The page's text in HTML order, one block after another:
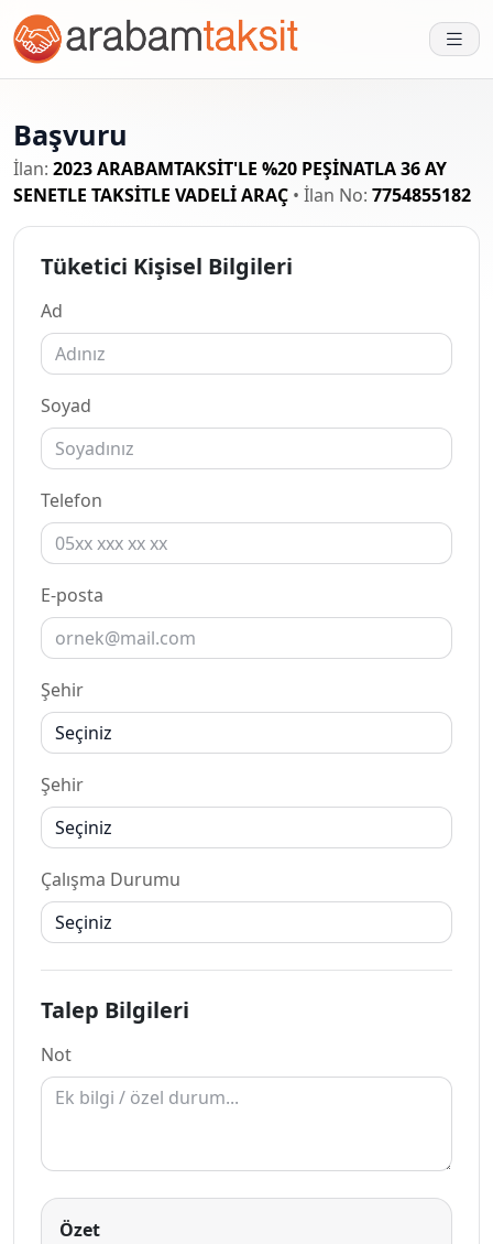
Başvuru
İlan: 2023 ARABAMTAKSİT'LE %20 PEŞİNATLA 36 AY
SENETLE TAKSİTLE VADELİ ARAÇ • İlan No: 7754855182
Tüketici Kişisel Bilgileri
Ad
Soyad
Telefon
E-posta
Şehir
Şehir
Çalışma Durumu
Talep Bilgileri
Not
Özet